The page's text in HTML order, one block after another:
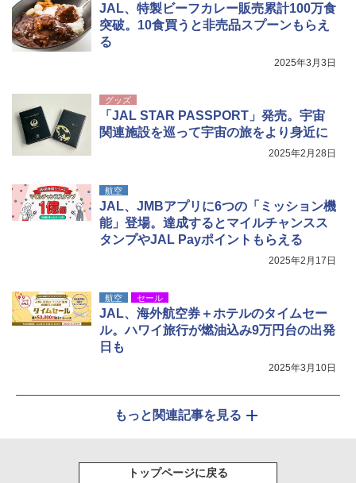
￥8,991
Coleman(コールマン) ツーリングドーム/LD
X 2人用 3人用 キャンプ アウトドア フェス
ソロキャンプ ソロテント
￥20,718
電動エアーポンプ SUP用 20PSI 電動ポンプ
ゴムボート 空気入れ 空気抜き 自動停止 過熱
JAL、特製ビーフカレー販売累計100万食
突破。10食買うと非売品スプーンもらえ
る
2025年3月3日
グッズ
「JAL STAR PASSPORT」発売。宇宙
関連施設を巡って宇宙の旅をより身近に
2025年2月28日
航空
JAL、JMBアプリに6つの「ミッション機
能」登場。達成するとマイルチャンスス
タンプやJAL Payポイントもらえる
2025年2月17日
航空 セール
JAL、海外航空券＋ホテルのタイムセー
ル。ハワイ旅行が燃油込み9万円台の出発
日も
2025年3月10日
もっと関連記事を見る
トップページに戻る